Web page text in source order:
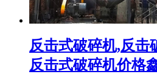
反击式破碎机,反击
反击式破碎机价格